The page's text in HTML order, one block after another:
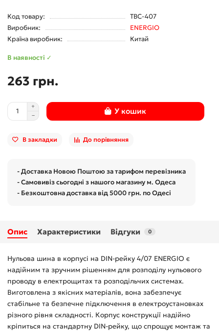
Код товару:
TBC-407
Виробник:
ENERGIO
Країна виробник:
Китай
В наявності ✓
263 грн.
У кошик
В закладки До порівняння
- Доставка Новою Поштою за тарифом перевізника
- Самовивіз сьогодні з нашого магазину м. Одеса
- Безкоштовна доставка від 5000 грн. по Одесі
Опис Характеристики Відгуки 0
Нульова шина в корпусі на DIN-рейку 4/07 ENERGIO є
надійним та зручним рішенням для розподілу нульового
проводу в електрощитах та розподільчих системах.
Виготовлена з якісних матеріалів, вона забезпечує
стабільне та безпечне підключення в електроустановках
різного рівня складності. Корпус конструкції надійно
кріпиться на стандартну DIN-рейку, що спрощує монтаж та